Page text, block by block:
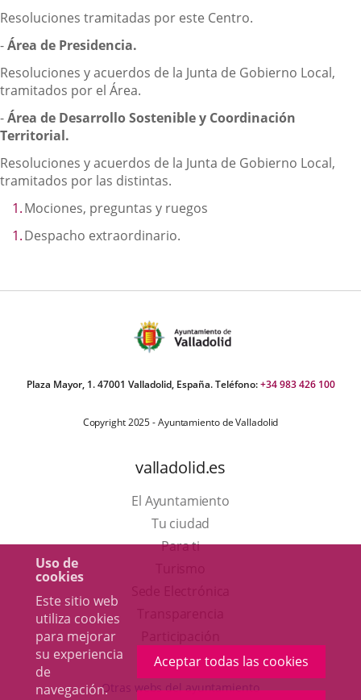
Uso de
cookies
Este sitio web
utiliza cookies
para mejorar
su experiencia
de
navegación.
Aceptar todas las cookies
Resoluciones tramitadas por este Centro.
-Área de Presidencia.
Resoluciones y acuerdos de la Junta de Gobierno Local,
tramitados por el Área.
-Área de Desarrollo Sostenible y Coordinación
Territorial.
Resoluciones y acuerdos de la Junta de Gobierno Local,
tramitados por las distintas.
Mociones, preguntas y ruegos
Despacho extraordinario.
Plaza Mayor, 1. 47001 Valladolid, España. Teléfono:+34 983 426 100
Copyright 2025 - Ayuntamiento de Valladolid
valladolid.es
El Ayuntamiento
Tu ciudad
Para ti
en
una
aplicación
externa.
Otras webs del ayuntamiento